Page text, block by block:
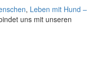
, Leben mit Hund –
uns mit unseren